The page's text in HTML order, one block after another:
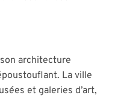
architecture
La ville
et galeries d’art,